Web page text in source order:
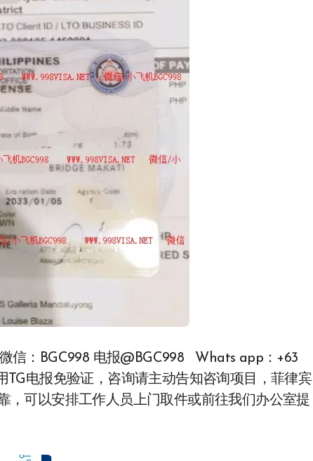
信：BGC998 电报@BGC998 Whats app：+63
TG电报免验证，咨询请主动告知咨询项目，菲律宾
，可以安排工作人员上门取件或前往我们办公室提